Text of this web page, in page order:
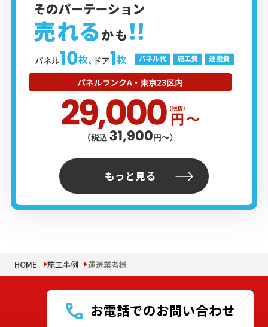
もっと見る
HOME 施工事例 運送業者様
お電話でのお問い合わせ